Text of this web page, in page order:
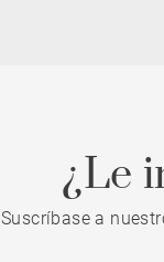
¿Le
Suscríbase a